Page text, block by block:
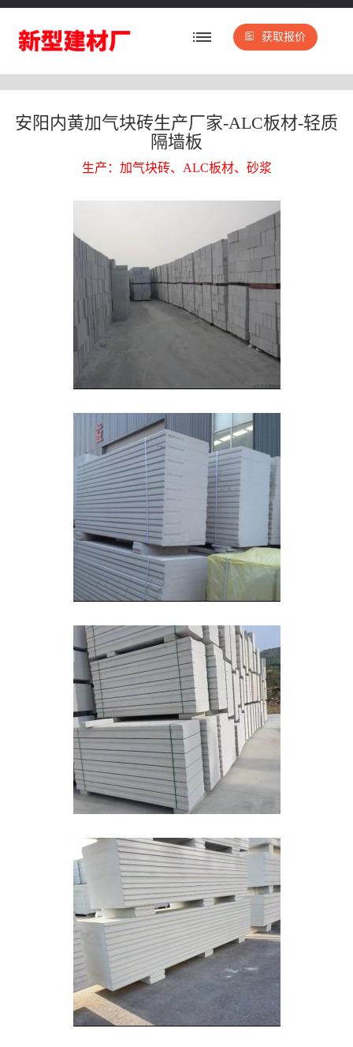
获取报价
安阳内黄加气块砖生产厂家-ALC板材-轻质
隔墙板
生产：加气块砖、ALC板材、砂浆